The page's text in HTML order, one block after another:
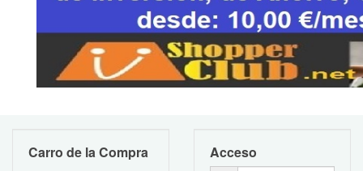
Carro de la Compra Acceso